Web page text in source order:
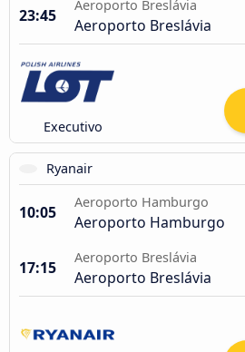
23:45
Aeroporto Breslávia
Aeroporto Breslávia
Executivo
Ryanair
10:05
Aeroporto Hamburgo
Aeroporto Hamburgo
17:15
Aeroporto Breslávia
Aeroporto Breslávia